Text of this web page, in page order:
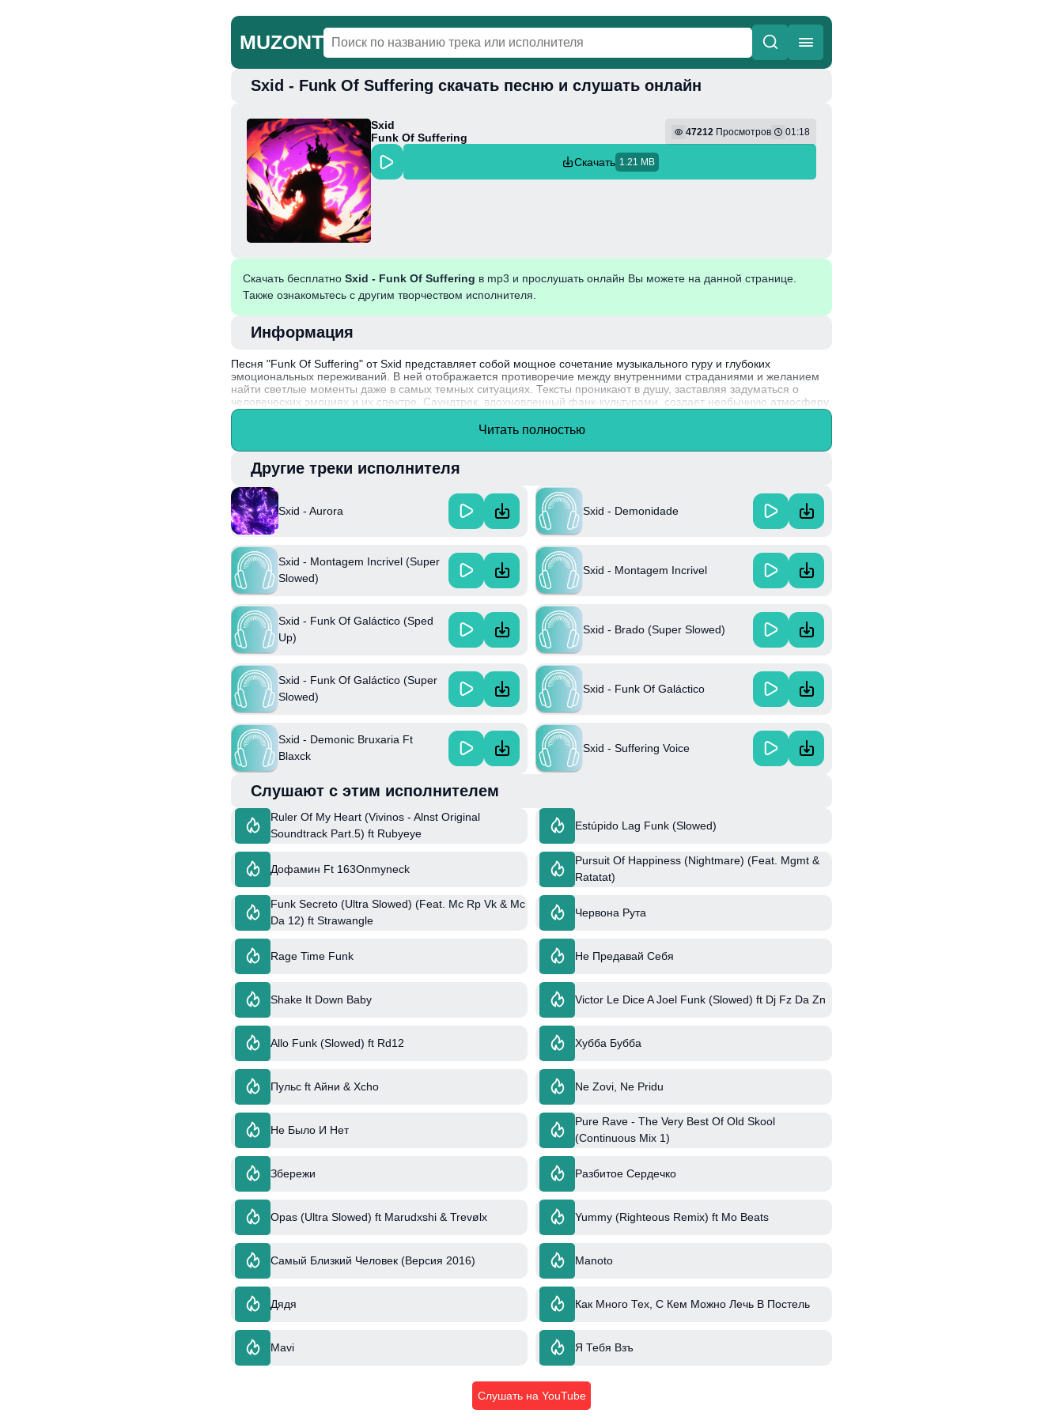
MUZONT
Sxid - Funk Of Suffering скачать песню и слушать онлайн
Sxid
Funk Of Suffering
47212 Просмотров 01:18
Скачать 1.21 MB
Скачать бесплатно Sxid - Funk Of Suffering в mp3 и прослушать онлайн Вы можете на данной странице.
Также ознакомьтесь с другим творчеством исполнителя.
Информация
Песня "Funk Of Suffering" от Sxid представляет собой мощное сочетание музыкального гуру и глубоких
эмоциональных переживаний. В ней отображается противоречие между внутренними страданиями и желанием
найти светлые моменты даже в самых темных ситуациях. Тексты проникают в душу, заставляя задуматься о
человеческих эмоциях и их спектре. Саундтрек, вдохновленный фанк-культурами, создает необычную атмосферу,
где грусть и радость переплетаются в единое целое.
создавая неповторимые мелодии, которые находят отклик в сердцах слушателей.
Читать полностью
Другие треки исполнителя
Sxid - Aurora Sxid - Demonidade
Sxid - Montagem Incrivel (Super
Slowed)
Sxid - Montagem Incrivel
Sxid - Funk Of Galáctico (Sped
Up)
Sxid - Brado (Super Slowed)
Sxid - Funk Of Galáctico (Super
Slowed)
Sxid - Funk Of Galáctico
Sxid - Demonic Bruxaria Ft
Blaxck
Sxid - Suffering Voice
Слушают с этим исполнителем
Ruler Of My Heart (Vivinos - Alnst Original
Soundtrack Part.5) ft Rubyeye
Estúpido Lag Funk (Slowed)
Дофамин Ft 163Onmyneck
Pursuit Of Happiness (Nightmare) (Feat. Mgmt &
Ratatat)
Funk Secreto (Ultra Slowed) (Feat. Mc Rp Vk & Mc
Da 12) ft Strawangle
Червона Рута
Rage Time Funk Не Предавай Себя
Shake It Down Baby Victor Le Dice A Joel Funk (Slowed) ft Dj Fz Da Zn
Allo Funk (Slowed) ft Rd12 Хубба Бубба
Пульс ft Айни & Xcho Ne Zovi, Ne Pridu
Не Было И Нет
Pure Rave - The Very Best Of Old Skool
(Continuous Mix 1)
Збережи Разбитое Сердечко
Opas (Ultra Slowed) ft Marudxshi & Trevølx Yummy (Righteous Remix) ft Mo Beats
Самый Близкий Человек (Версия 2016) Manoto
Дядя Как Много Тех, С Кем Можно Лечь В Постель
Mavi Я Тебя Взъ
Слушать на YouTube